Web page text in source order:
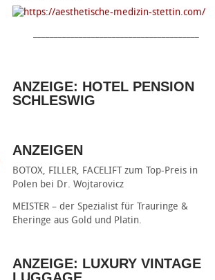
ANZEIGE: HOTEL PENSION
SCHLESWIG
ANZEIGEN
BOTOX, FILLER, FACELIFT zum Top-Preis in
Polen bei Dr. Wojtarovicz
MEISTER – der Spezialist für Trauringe &
Eheringe aus Gold und Platin.
ANZEIGE: LUXURY VINTAGE